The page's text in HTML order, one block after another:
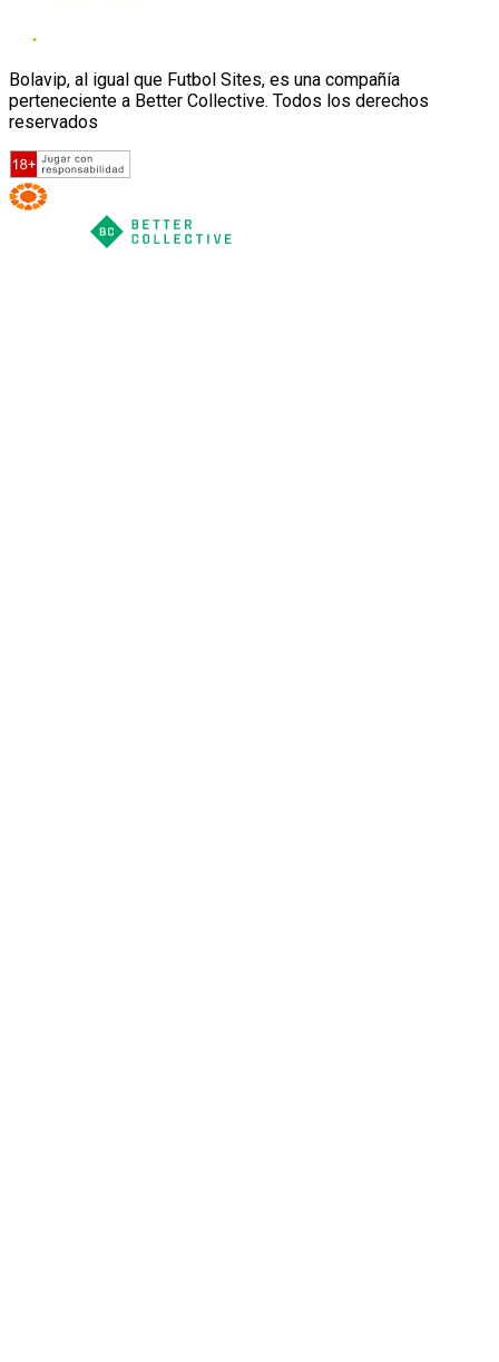
Bolavip, al igual que Futbol Sites, es una compañía
perteneciente a Better Collective. Todos los derechos
reservados